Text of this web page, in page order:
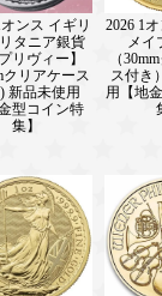
ンス イギリ
タニア銀貨
リヴィー】
クリアケース
新品未使用
金型コイン特
集】
2026 1
メイ
（
ス付き
用【地